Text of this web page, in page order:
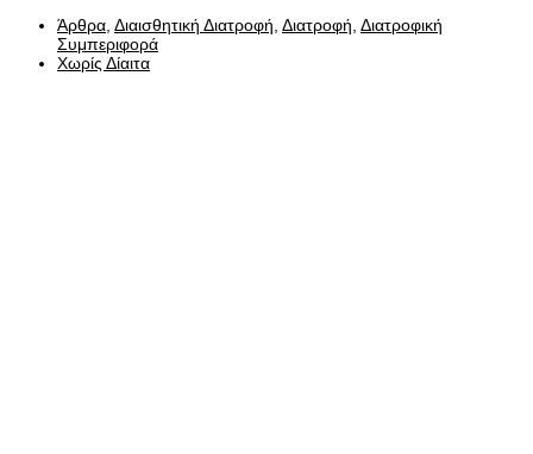
Άρθρα Διαισθητική Διατροφή Διατροφή Διατροφική
Συμπεριφορά
Χωρίς Δίαιτα